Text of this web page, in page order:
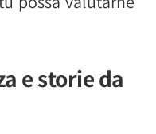
e storie da